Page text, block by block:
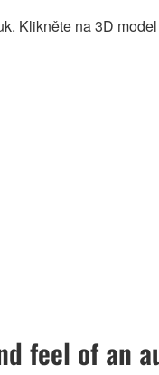
Klikněte na 3D
feel of an